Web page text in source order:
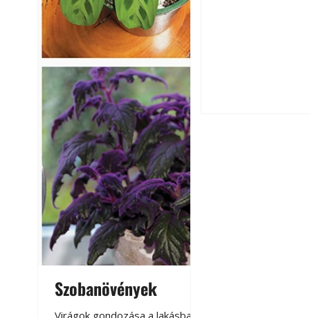
Szobanövények